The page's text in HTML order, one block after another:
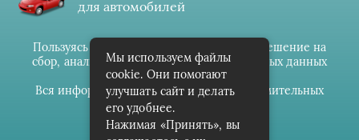
для автомобилей
Пользуясь данным ресурсом вы даёте разрешение на
сбор, анализ и хранение своих персональных данных
согласноПравилам
Вся информация предоставлена в ознакомительных
целях.
Мы используем файлы
cookie. Они помогают
улучшать сайт и делать
его удобнее.
Нажимая «Принять», вы